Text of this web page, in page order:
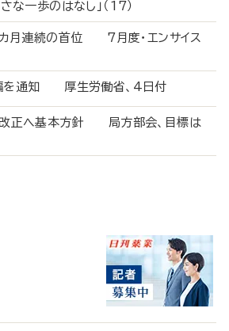
一歩のはなし」（17）
カ月連続の首位 7月度・エンサイス
を通知 厚生労働省、4日付
改正へ基本方針 局方部会、目標は